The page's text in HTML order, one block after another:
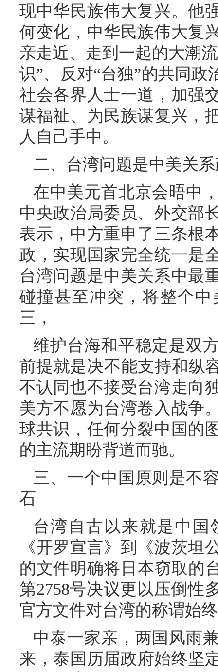
现中华民族伟大复兴。他
何变化，中华民族伟大复
亲走近、走到一起的大潮
识”、反对“台独”的共同
社会各界人士一道，加强
谋福祉、为民族谋复兴，
人自己手中。
二、台湾问题是中美关
在中美元首北京会晤中
中央政治局委员、外交部
表示，中方重申了三条根
政，实现国家完全统一是
台湾问题是中美关系中最
碰撞甚至冲突，将整个
三，
维护台海和平稳定是双
前提就是决不能支持和纵
不认同也不接受台湾走向
美方不愿为台湾卷入战争
球共识，任何分裂中国的
的主流期盼背道而驰。
三、一个中国原则是不
石
台湾自古以来就是中
《开罗宣言》到《波茨坦
的文件明确将日本窃取的
第2758号决议更以压倒性
官方文件对台湾的称谓始
中泰一家亲，两国风雨
来，泰国历届政府始终坚